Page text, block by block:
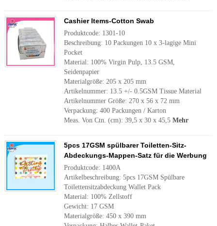
Cashier Items-Cotton Swab
Produktcode: 1301-10
Beschreibung: 10 Packungen 10 x 3-lagige Mini
Pocket
Material: 100% Virgin Pulp, 13.5 GSM,
Seidenpapier
Materialgröße: 205 x 205 mm
Artikelnummer: 13.5 +/- 0.5GSM Tissue Material
Artikelnummer Größe: 270 x 56 x 72 mm
Verpackung: 400 Packungen / Karton
Meas. Von Ctn. (cm): 39,5 x 30 x 45,5 Mehr
5pcs 17GSM spülbarer Toiletten-Sitz-
Abdeckungs-Mappen-Satz für die Werbung
Produktcode: 1400A
Artikelbeschreibung: 5pcs 17GSM Spülbare
Toilettensitzabdeckung Wallet Pack
Material: 100% Zellstoff
Gewicht: 17 GSM
Materialgröße: 450 x 390 mm